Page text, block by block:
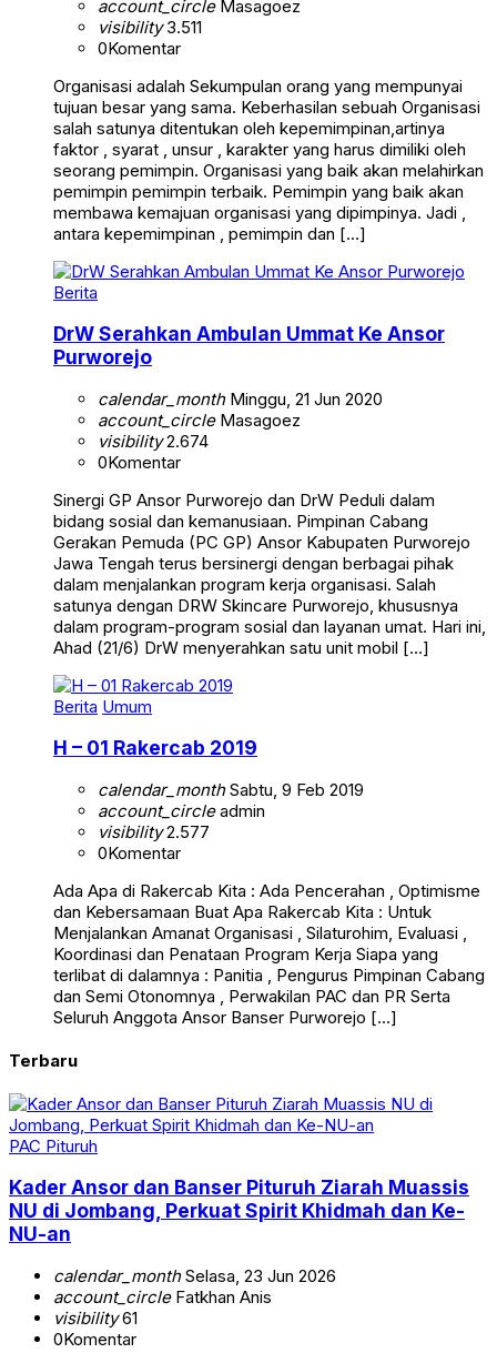
account_circleMasagoez
visibility3.511
0Komentar
Organisasi adalah Sekumpulan orang yang mempunyai
tujuan besar yang sama. Keberhasilan sebuah Organisasi
salah satunya ditentukan oleh kepemimpinan,artinya
faktor , syarat , unsur , karakter yang harus dimiliki oleh
seorang pemimpin. Organisasi yang baik akan melahirkan
pemimpin pemimpin terbaik. Pemimpin yang baik akan
membawa kemajuan organisasi yang dipimpinya. Jadi ,
antara kepemimpinan , pemimpin dan […]
Berita
DrW Serahkan Ambulan Ummat Ke Ansor
Purworejo
calendar_monthMinggu, 21 Jun 2020
account_circleMasagoez
visibility2.674
0Komentar
Sinergi GP Ansor Purworejo dan DrW Peduli dalam
bidang sosial dan kemanusiaan. Pimpinan Cabang
Gerakan Pemuda (PC GP) Ansor Kabupaten Purworejo
Jawa Tengah terus bersinergi dengan berbagai pihak
dalam menjalankan program kerja organisasi. Salah
satunya dengan DRW Skincare Purworejo, khususnya
dalam program-program sosial dan layanan umat. Hari ini,
Ahad (21/6) DrW menyerahkan satu unit mobil […]
Berita Umum
H – 01 Rakercab 2019
calendar_monthSabtu, 9 Feb 2019
account_circleadmin
visibility2.577
0Komentar
Ada Apa di Rakercab Kita : Ada Pencerahan , Optimisme
dan Kebersamaan Buat Apa Rakercab Kita : Untuk
Menjalankan Amanat Organisasi , Silaturohim, Evaluasi ,
Koordinasi dan Penataan Program Kerja Siapa yang
terlibat di dalamnya : Panitia , Pengurus Pimpinan Cabang
dan Semi Otonomnya , Perwakilan PAC dan PR Serta
Seluruh Anggota Ansor Banser Purworejo […]
Terbaru
PAC Pituruh
Kader Ansor dan Banser Pituruh Ziarah Muassis
NU di Jombang, Perkuat Spirit Khidmah dan Ke-
NU-an
calendar_monthSelasa, 23 Jun 2026
account_circleFatkhan Anis
visibility61
0Komentar